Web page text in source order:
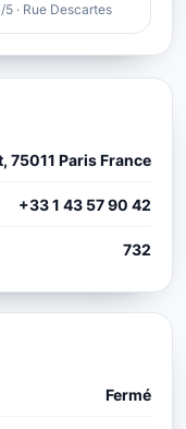
· Rue Descartes
75011 Paris France
+33 1 43 57 90 42
732
Fermé